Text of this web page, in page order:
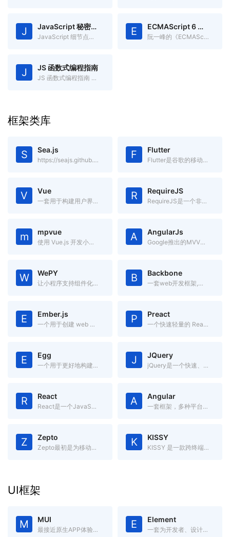
J JavaScript 秘密花园
JavaScript 细节点分析 E ECMAScript 6 入门
阮一峰的《ECMAScript 6入门》
J JS 函数式编程指南
JS 函数式编程指南 gitbook电子书
框架类库
S Sea.js
https://seajs.github.io/seajs/docs/ F Flutter
Flutter是谷歌的移动UI框架，可以快速在iOS和Android上构建高质量的原生用户界面。
V Vue
一套用于构建用户界面的渐进式框架.简单却不失优雅,小巧而不乏大匠 R RequireJS
RequireJS是一个非常小巧的JavaScript模块载入框架,是AMD规范最好的实现者之一
m mpvue
使用 Vue.js 开发小程序的前端框架。 A AngularJs
Google推出的MVVM框架
W WePY
让小程序支持组件化开发的框架 B Backbone
一套web开发框架,基于jQuery和underscore的一个前端js框架。
E Ember.js
一个用于创建 web 应用的 JavaScript MVC 框架 P Preact
一个快速轻量的 React 替代方案，具有 ES6 API、组件化和虚拟 DOM
E Egg
一个用于更好地构建企业应用的框架，内置流程管理，高度可定制，有强大的插件系统。 J JQuery
jQuery是一个快速、简洁的JavaScript框架.
R React
React是一个JavaScript框架,用于构建“可预期的”和“声明式的”Web用户界面. A Angular
一套框架，多种平台移动端 & 桌面端
Z Zepto
Zepto最初是为移动端开发的库,是jQuery的轻量级替代品 K KISSY
KISSY 是一款跨终端、模块化、高性能、使用简单的 JavaScript 框架。
UI框架
M MUI
最接近原生APP体验的高性能前端框架 E Element
一套为开发者、设计师和产品经理准备的基于 Vue 2.0 的桌面端组件库